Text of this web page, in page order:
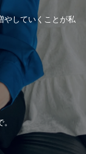
やしていくことが私